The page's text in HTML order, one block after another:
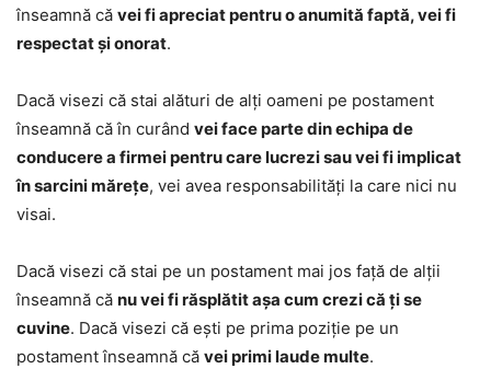
înseamnă că vei fi apreciat pentru o anumită faptă, vei fi
respectat și onorat.
Dacă visezi că stai alături de alți oameni pe postament
înseamnă că în curând vei face parte din echipa de
conducere a firmei pentru care lucrezi sau vei fi implicat
în sarcini mărețe, vei avea responsabilități la care nici nu
visai.
Dacă visezi că stai pe un postament mai jos față de alții
înseamnă că nu vei fi răsplătit așa cum crezi că ți se
cuvine. Dacă visezi că ești pe prima poziție pe un
postament înseamnă că vei primi laude multe.